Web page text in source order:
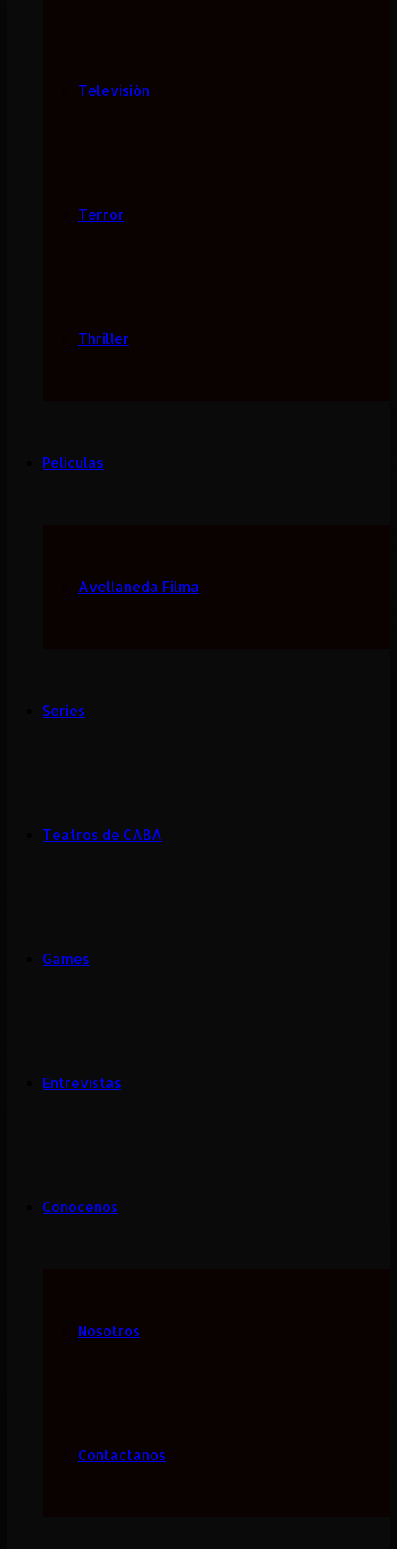
Televisión
Terror
Thriller
Peliculas
Avellaneda Filma
Series
Teatros de CABA
Games
Entrevistas
Conocenos
Nosotros
Contactanos